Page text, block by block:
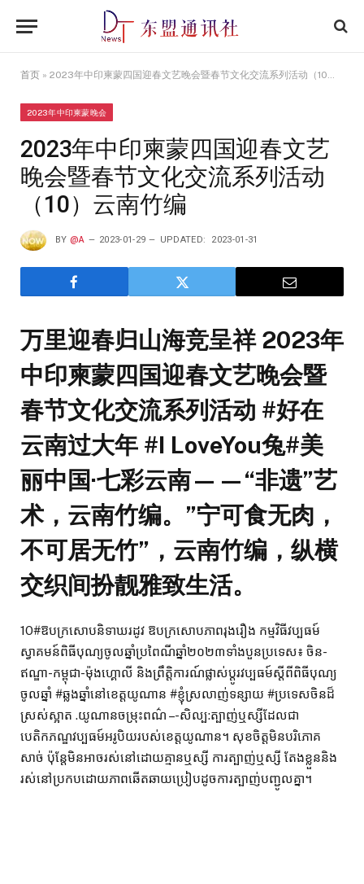
首页 » 2023年中印柬蒙四国迎春文艺晚会暨春节文化交流系列活动（10）云南竹编
2023年中印柬蒙晚会
2023年中印柬蒙四国迎春文艺
晚会暨春节文化交流系列活动
（10）云南竹编
BY @A 2023-01-29 UPDATED: 2023-01-31
万里迎春归山海竞呈祥 2023年
中印柬蒙四国迎春文艺晚会暨
春节文化交流系列活动 #好在
云南过大年 #I LoveYou兔#美
丽中国·七彩云南——“非遗”艺
术，云南竹编。”宁可食无肉，
不可居无竹”，云南竹编，纵横
交织间扮靓雅致生活。
10#ឱបក្រសោបនិទាឃរដូវ ឱបក្រសោបភាពរុងរឿង កម្មវិធីវប្បធម៍
ស្វាគមន៍ពិធីបុណ្យចូលឆ្នាំប្រពៃណីឆ្នាំ២០២៣ទាំងបួនប្រទេស៖ ចិន-
ឥណ្ឌា-កម្ពុជា-ម៉ុងហ្គោលី និងព្រឹត្តិការណ៍ផ្លាស់ប្តូរវប្បធម៍ស្តីពីពិធីបុណ្យ
ចូលឆ្នាំ #ឆ្លងឆ្នាំនៅខេត្តយូណាន #ខ្ញុំស្រលាញ់ទន្សាយ #ប្រទេសចិនដ៏
ស្រស់ស្អាត .យូណានចម្រុះពណ៌ – -សិល្ប:ត្បាញ់ឬស្សីដែលជា
បេតិកភណ្ឌវប្បធម៍អរូបិយរបស់ខេត្តយូណាន។ សុខចិត្តមិនបរិភោគ
សាច់ ប៉ុន្តែមិនអាចរស់នៅដោយគ្មានឬស្សី ការត្បាញ់ឬស្សី តែងខ្លួននិង
រស់នៅប្រកបដោយភាពឆើតឆាយប្រៀបដូចការត្បាញ់បញ្ជូលគ្នា។